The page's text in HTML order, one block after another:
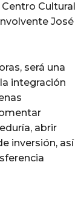
Cultural
José
será una
integración
abrir
inversión, así